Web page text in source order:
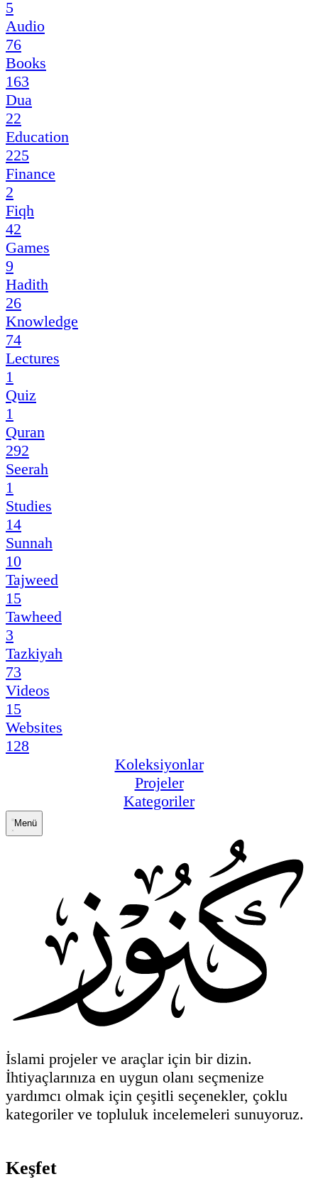
5
Audio
76
Books
163
Dua
22
Education
225
Finance
2
Fiqh
42
Games
9
Hadith
26
Knowledge
74
Lectures
1
Quiz
1
Quran
292
Seerah
1
Studies
14
Sunnah
10
Tajweed
15
Tawheed
3
Tazkiyah
73
Videos
15
Websites
128
Koleksiyonlar
Projeler
Kategoriler
Menü
İslami projeler ve araçlar için bir dizin.
İhtiyaçlarınıza en uygun olanı seçmenize
yardımcı olmak için çeşitli seçenekler, çoklu
kategoriler ve topluluk incelemeleri sunuyoruz.
Keşfet